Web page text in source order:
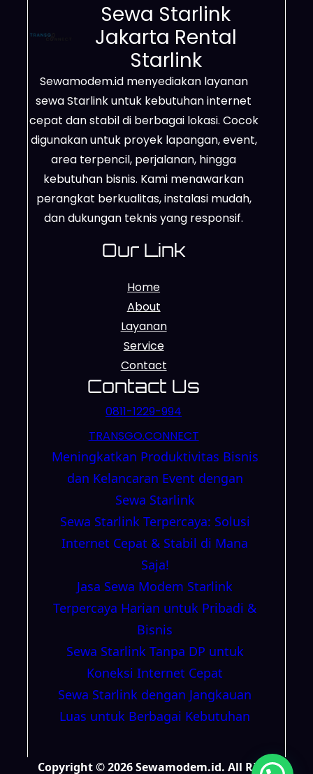
Sewa Starlink
Jakarta Rental
Starlink
Sewamodem.id menyediakan layanan
sewa Starlink untuk kebutuhan internet
cepat dan stabil di berbagai lokasi. Cocok
digunakan untuk proyek lapangan, event,
area terpencil, perjalanan, hingga
kebutuhan bisnis. Kami menawarkan
perangkat berkualitas, instalasi mudah,
dan dukungan teknis yang responsif.
Our Link
Home
About
Layanan
Service
Contact
Contact Us
0811-1229-994
TRANSGO.CONNECT
Meningkatkan Produktivitas Bisnis
dan Kelancaran Event dengan
Sewa Starlink
Sewa Starlink Terpercaya: Solusi
Internet Cepat & Stabil di Mana
Saja!
Jasa Sewa Modem Starlink
Terpercaya Harian untuk Pribadi &
Bisnis
Sewa Starlink Tanpa DP untuk
Koneksi Internet Cepat
Sewa Starlink dengan Jangkauan
Luas untuk Berbagai Kebutuhan
Copyright © 2026 Sewamodem.id. All Right